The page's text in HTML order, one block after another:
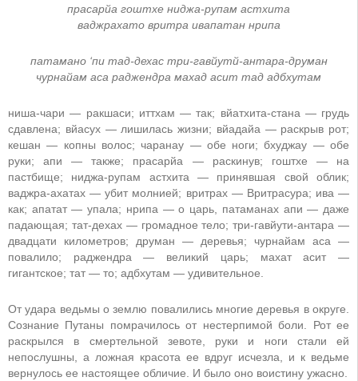
прасарйа гоштхе ниджа-рупам астхита
ваджрахато вритра ивапатан нрипа
патамано ‘пи тад-дехас три-гавйутй-антара-друман
чурнайам аса раджендра махад асит тад адбхутам
ниша-чари — ракшаси; иттхам — так; вйатхита-стана — грудь
сдавлена; вйасух — лишилась жизни; вйадайа — раскрыв рот;
кешан — копны волос; чаранау — обе ноги; бхуджау — обе
руки; апи — также; прасарйа — раскинув; гоштхе — на
пастбище; ниджа-рупам астхита — принявшая свой облик;
ваджра-ахатах — убит молнией; вритрах — Вритрасура; ива —
как; апатат — упала; нрипа — о царь, патаманах апи — даже
падающая; тат-дехах — громадное тело; три-гавйути-антара —
двадцати километров; друман — деревья; чурнайам аса —
повалило; раджендра — великий царь; махат асит —
гигантское; тат — то; адбхутам — удивительное.
От удара ведьмы о землю повалились многие деревья в округе.
Сознание Путаны помрачилось от нестерпимой боли. Рот ее
раскрылся в смертельной зевоте, руки и ноги стали ей
непослушны, а ложная красота ее вдруг исчезла, и к ведьме
вернулось ее настоящее обличие. И было оно воистину ужасно.